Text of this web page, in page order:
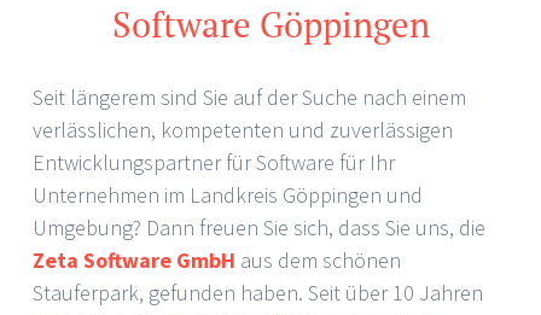
Software Göppingen
Seit längerem sind Sie auf der Suche nach einem
verlässlichen, kompetenten und zuverlässigen
Entwicklungspartner für Software für Ihr
Unternehmen im Landkreis Göppingen und
Umgebung? Dann freuen Sie sich, dass Sie uns, die
Zeta Software GmbH aus dem schönen
Stauferpark, gefunden haben. Seit über 10 Jahren